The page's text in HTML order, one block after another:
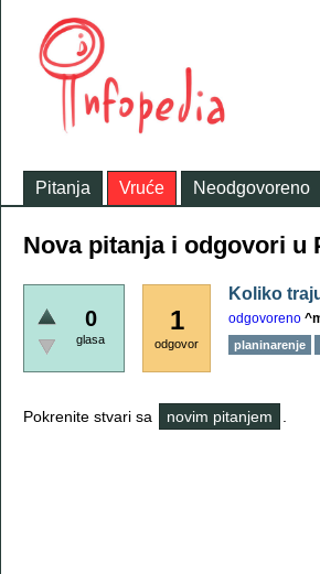
Pitanja Vruće Neodgovoreno
Nova pitanja i odgovori u
0
glasa
1
odgovor
Koliko
odgovoreno
planinarenje
Pokrenite stvari sa novim pitanjem